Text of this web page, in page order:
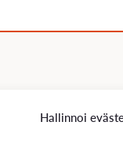
Hallinnoi